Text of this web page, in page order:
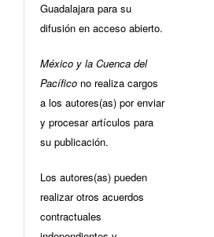
Guadalajara para su
difusión en acceso abierto.
México y la Cuenca del
Pacífico no realiza cargos
a los autores(as) por enviar
y procesar artículos para
su publicación.
Los autores(as) pueden
realizar otros acuerdos
contractuales